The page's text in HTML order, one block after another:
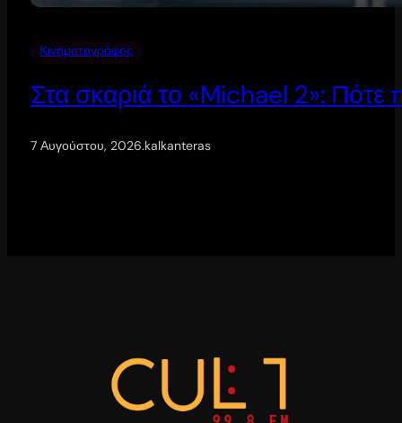
Κινηματογράφος
Στα σκαριά το «Michael 2»: Πότε
7 Αυγούστου, 2026.kalkanteras